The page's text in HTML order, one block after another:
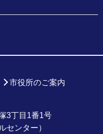
3丁目1番1号
センター）
市役所のご案内